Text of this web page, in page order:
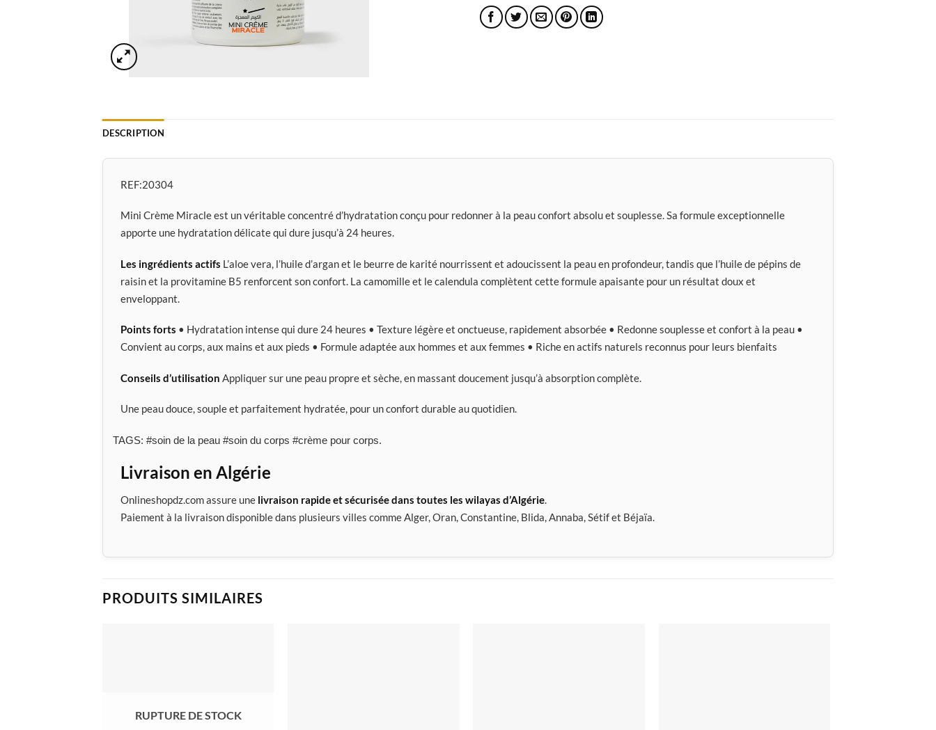
DESCRIPTION
REF:20304
Mini Crème Miracle est un véritable concentré d’hydratation conçu pour redonner à la peau confort absolu et souplesse. Sa formule exceptionnelle
apporte une hydratation délicate qui dure jusqu’à 24 heures.
Les ingrédients actifs L’aloe vera, l’huile d’argan et le beurre de karité nourrissent et adoucissent la peau en profondeur, tandis que l’huile de pépins de
raisin et la provitamine B5 renforcent son confort. La camomille et le calendula complètent cette formule apaisante pour un résultat doux et
enveloppant.
Points forts • Hydratation intense qui dure 24 heures • Texture légère et onctueuse, rapidement absorbée • Redonne souplesse et confort à la peau •
Convient au corps, aux mains et aux pieds • Formule adaptée aux hommes et aux femmes • Riche en actifs naturels reconnus pour leurs bienfaits
Conseils d’utilisation Appliquer sur une peau propre et sèche, en massant doucement jusqu’à absorption complète.
Une peau douce, souple et parfaitement hydratée, pour un confort durable au quotidien.
TAGS: #soin de la peau #soin du corps #crème pour corps.
Livraison en Algérie
Onlineshopdz.com assure une livraison rapide et sécurisée dans toutes les wilayas d’Algérie
Paiement à la livraison disponible dans plusieurs villes comme Alger, Oran, Constantine, Blida, Annaba, Sétif et Béjaïa.
PRODUITS SIMILAIRES
RUPTURE DE STOCK